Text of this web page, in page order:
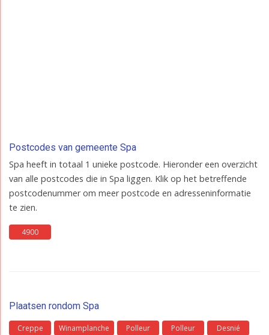
Postcodes van gemeente Spa
Spa heeft in totaal 1 unieke postcode. Hieronder een overzicht
van alle postcodes die in Spa liggen. Klik op het betreffende
postcodenummer om meer postcode en adresseninformatie
te zien.
4900
Plaatsen rondom Spa
Creppe Winamplanche Polleur Polleur Desnié